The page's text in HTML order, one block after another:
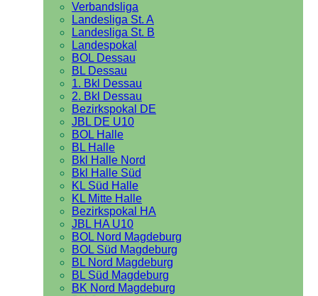
Verbandsliga
Landesliga St. A
Landesliga St. B
Landespokal
BOL Dessau
BL Dessau
1. Bkl Dessau
2. Bkl Dessau
Bezirkspokal DE
JBL DE U10
BOL Halle
BL Halle
Bkl Halle Nord
Bkl Halle Süd
KL Süd Halle
KL Mitte Halle
Bezirkspokal HA
JBL HA U10
BOL Nord Magdeburg
BOL Süd Magdeburg
BL Nord Magdeburg
BL Süd Magdeburg
BK Nord Magdeburg